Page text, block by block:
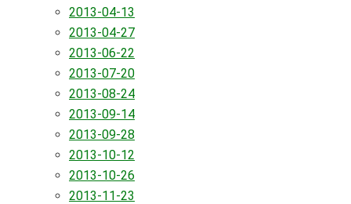
2013-04-13
2013-04-27
2013-06-22
2013-07-20
2013-08-24
2013-09-14
2013-09-28
2013-10-12
2013-10-26
2013-11-23